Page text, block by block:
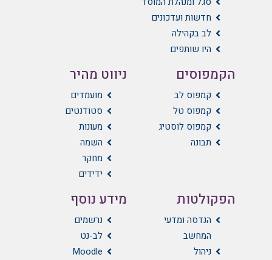
חדשות ועדכונים
לב בקהילה
היו שותפים
הקמפוסים
קמפוס לב
קמפוס טל
קמפוס לוסטיג
תבונה
הפקולטות
הנדסה ומדעי
המחשב
ניהול
ניווט מהיר
מועמדים
סטודנטים
מעונות
השמה
מחקר
ידידים
מידע נוסף
נרשמים
לב-נט
Moodle